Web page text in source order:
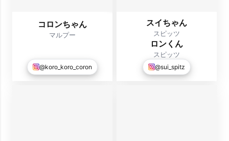
コロンちゃん
マルプー
@koro_koro_coron
スイちゃん
スピッツ
ロンくん
スピッツ
@sui_spitz